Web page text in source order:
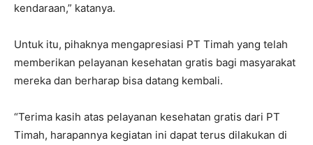
kendaraan,” katanya.
Untuk itu, pihaknya mengapresiasi PT Timah yang telah
memberikan pelayanan kesehatan gratis bagi masyarakat
mereka dan berharap bisa datang kembali.
“Terima kasih atas pelayanan kesehatan gratis dari PT
Timah, harapannya kegiatan ini dapat terus dilakukan di